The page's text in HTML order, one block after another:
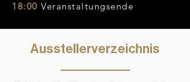
18:00 Veranstaltungsende
Ausstellerverzeichnis